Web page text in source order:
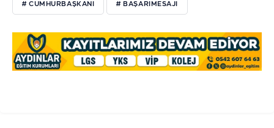
# CUMHURBAŞKANI # BAŞARIMESAJI